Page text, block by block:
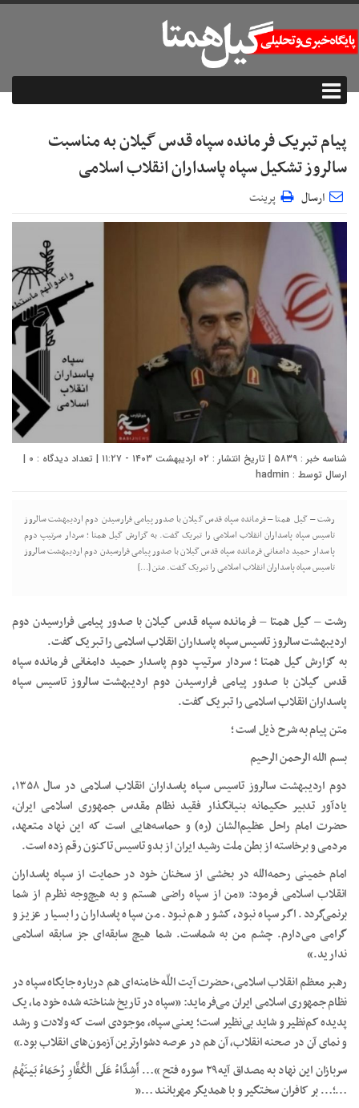
پیام تبریک فرمانده سپاه قدس گیلان به مناسبت
سالروز تشکیل سپاه پاسداران انقلاب اسلامی
ارسال پرینت
شناسه خبر : ۵۸۳۹ | تاریخ انتشار : ۰۲ اردیبهشت ۱۴۰۳ - ۱۱:۲۷ | تعداد دیدگاه : ۰ |
ارسال توسط : hadmin
رشت – گیل همتا – فرمانده سپاه قدس گیلان با صدور پیامی فرارسیدن دوم اردیبهشت سالروز
تاسیس سپاه پاسداران انقلاب اسلامی را تبریک گفت. به گزارش گیل همتا ؛ سردار سرتیپ دوم
پاسدار حمید دامغانی فرمانده سپاه قدس گیلان با صدور پیامی فرارسیدن دوم اردیبهشت سالروز
تاسیس سپاه پاسداران انقلاب اسلامی را تبریک گفت. متن […]
رشت – گیل همتا – فرمانده سپاه قدس گیلان با صدور پیامی فرارسیدن دوم
اردیبهشت سالروز تاسیس سپاه پاسداران انقلاب اسلامی را تبریک گفت.
به گزارش گیل همتا ؛ سردار سرتیپ دوم پاسدار حمید دامغانی فرمانده سپاه
قدس گیلان با صدور پیامی فرارسیدن دوم اردیبهشت سالروز تاسیس سپاه
پاسداران انقلاب اسلامی را تبریک گفت.
متن پیام به شرح ذیل است ؛
بسم الله الرحمن الرحیم
دوم اردیبهشت سالروز تاسیس سپاه پاسداران انقلاب اسلامی در سال ۱۳۵۸،
یادآور تدبیر حکیمانه بنیانگذار فقید نظام مقدس جمهوری اسلامی ایران،
حضرت امام راحل عظیم‌الشان (ره) و حماسه‌هایی است که این نهاد متعهد،
مردمی و برخاسته از بطن ملت رشید ایران از بدو تاسیس تاکنون رقم زده است.
امام خمینی رحمه‌الله در بخشی از سخنان خود در حمایت از سپاه پاسداران
انقلاب اسلامی فرمود: «من از سپاه راضی هستم و به هیچ‌وجه نظرم از شما
برنمی‌گردد. اگر سپاه نبود، کشور هم نبود. من سپاه پاسداران را بسیار عزیز و
گرامی می‌دارم. چشم من به شماست. شما هیچ سابقه‌ای جز سابقه اسلامی
ندارید.»
رهبر معظم انقلاب اسلامی، حضرت آیت اللّه‌ خامنه‌ای هم درباره جایگاه سپاه در
نظام جمهوری اسلامی ایران می‌فرماید: «سپاه در تاریخ شناخته شده خود ما، یک
پدیده کم‌نظیر و شاید بی‌نظیر است؛ یعنی سپاه، موجودی است که ولادت و رشد
و نمای آن در صحنه انقلاب، آن هم در عرصه دشوارترین آزمون‌های انقلاب بود.»
سربازان این نهاد به مصداق آیه۲۹ سوره فتح “… أَشِدَّاءُ عَلَى الْکُفَّارِ رُحَمَاءُ بَینَهُمْ
…؛… بر کافران سختگیر و با همدیگر مهربانند …”